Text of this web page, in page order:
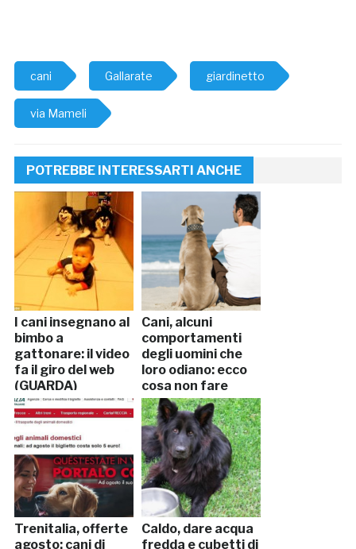
cani Gallarate giardinetto
via Mameli
POTREBBE INTERESSARTI ANCHE
I cani insegnano al
bimbo a
gattonare: il video
fa il giro del web
(GUARDA)
Cani, alcuni
comportamenti
degli uomini che
loro odiano: ecco
cosa non fare
Trenitalia, offerte
agosto: cani di
Caldo, dare acqua
fredda e cubetti di